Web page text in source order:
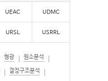
UEAC UDMC
URSL USRRL
형광 원소분석
결정구조분석